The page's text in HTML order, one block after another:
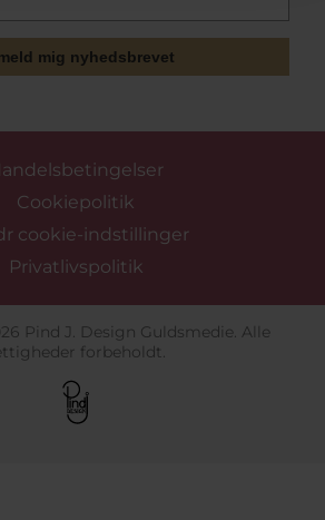
mig nyhedsbrevet
Cookiepolitik
cookie-indstillinger
Privatlivspolitik
Pind J. Design Guldsmedie. Alle
forbeholdt.